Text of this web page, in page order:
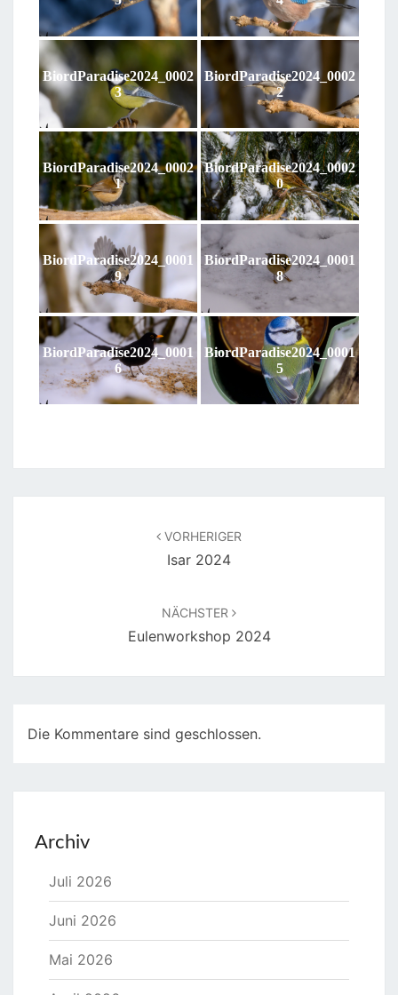
BiordParadise2024_0002
3
BiordParadise2024_0002
2
BiordParadise2024_0002
1
BiordParadise2024_0002
0
BiordParadise2024_0001
9
BiordParadise2024_0001
8
BiordParadise2024_0001
6
BiordParadise2024_0001
5
VORHERIGER
Isar 2024
NÄCHSTER
Eulenworkshop 2024
Die Kommentare sind geschlossen.
Archiv
Juli 2026
Juni 2026
Mai 2026